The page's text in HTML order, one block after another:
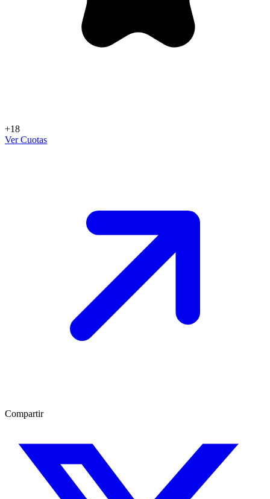
+18
Ver Cuotas
Compartir